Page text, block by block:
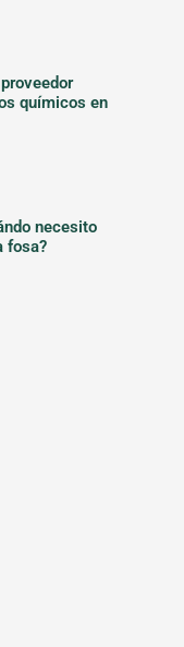
químicos en
necesito
fosa?